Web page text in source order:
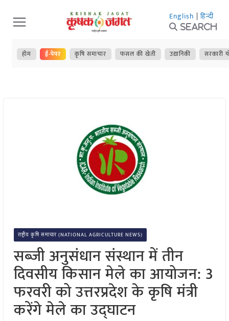
Skip
to
content
English | हिन्दी
Search
होम ई-पेपर कृषि समाचार फसल की खेती उद्यानिकी सरकारी
राष्ट्रीय कृषि समाचार (NATIONAL AGRICULTURE NEWS)
सब्जी अनुसंधान संस्थान में तीन
दिवसीय किसान मेले का आयोजन: 3
फरवरी को उत्तरप्रदेश के कृषि मंत्री
करेंगे मेले का उद्घाटन